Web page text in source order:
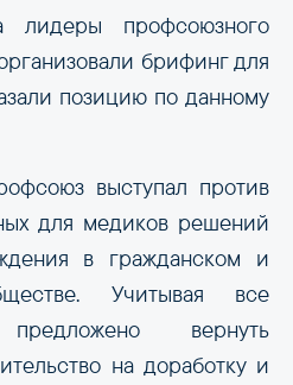
лидеры профсоюзного
брифинг для
позицию по данному
выступал против
для медиков решений
в гражданском и
Учитывая все
вернуть
на доработку и